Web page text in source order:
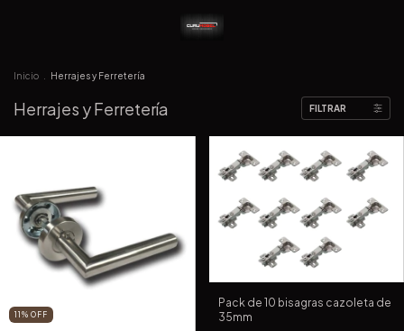
Inicio Herrajes y Ferretería
Herrajes y Ferretería FILTRAR
11 % OFF
Pack de 10 bisagras cazoleta de
35mm